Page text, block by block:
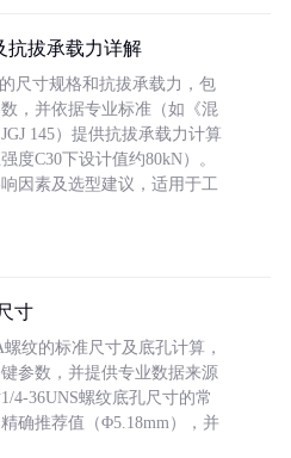
抗拔承载力详解
尺寸规格和抗拔承载力，包
，并依据专业标准（如《混
145）提供抗拔承载力计算
度C30下设计值约80kN）。
因素及选型建议，适用于工
寸
纹的标准尺寸及底孔计算，
参数，并提供专业数据来源
4-36UNS螺纹底孔尺寸的常
确推荐值（Φ5.18mm），并